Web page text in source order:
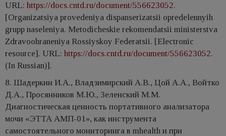
URL: https://docs.cntd.ru/document/556623052.
[Organizatsiya provedeniya dispanserizatsii opredelennyih
grupp naseleniya. Metodicheskie rekomendatsii ministerstva
Zdravoohraneniya Rossiyskoy Federatsii. [Electronic
resource]. URL: https://docs.cntd.ru/document/556623052.
(In Russian)].
8. Шадеркин И.А., Владзимирский А.В., Цой А.А., Войтко
Д.А., Просянников М.Ю., Зеленский М.М.
Диагностическая ценность портативного анализатора
мочи «ЭТТА АМП-01», как инструмента
самостоятельного мониторинга в mhealth и при